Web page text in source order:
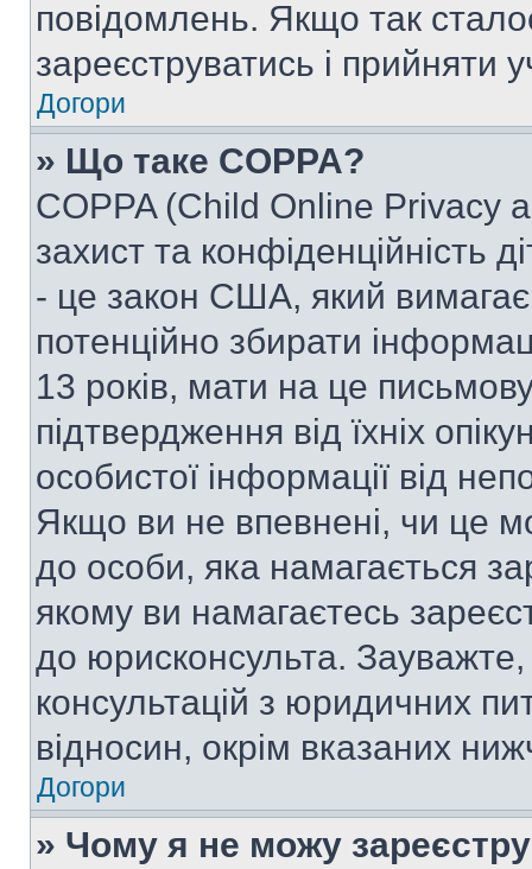
повідомлень. Якщо так
зареєструватись і прийняти
Догори
» Що таке COPPA?
COPPA (Child Online Privacy
захист та конфіденційність
- це закон США, який вимагає
потенційно збирати
13 років, мати на це письмову
підтвердження від їхніх
особистої інформації від
Якщо ви не впевнені, чи це
до особи, яка намагається
якому ви намагаєтесь
до юрисконсульта.
консультацій з юридичних
відносин, окрім вказаних
Догори
» Чому я не можу